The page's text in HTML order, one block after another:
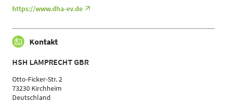
https://www.dha-ev.de
Kontakt
HSH LAMPRECHT GBR
Otto-Ficker-Str. 2
73230 Kirchheim
Deutschland